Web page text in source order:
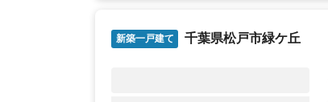
新築一戸建て 千葉県松戸市緑ケ丘